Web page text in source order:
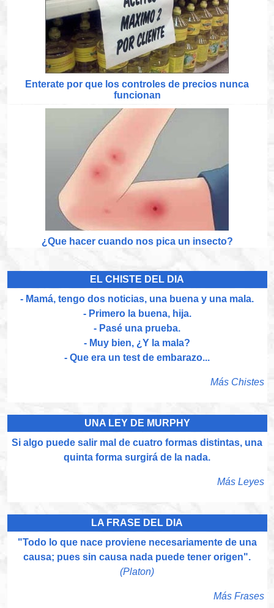
Enterate por que los controles de precios nunca
funcionan
¿Que hacer cuando nos pica un insecto?
EL CHISTE DEL DIA
- Mamá, tengo dos noticias, una buena y una mala.
- Primero la buena, hija.
- Pasé una prueba.
- Muy bien, ¿Y la mala?
- Que era un test de embarazo...
Más Chistes
UNA LEY DE MURPHY
Si algo puede salir mal de cuatro formas distintas, una
quinta forma surgirá de la nada.
Más Leyes
LA FRASE DEL DIA
"Todo lo que nace proviene necesariamente de una
causa; pues sin causa nada puede tener origen".
(Platon)
Más Frases